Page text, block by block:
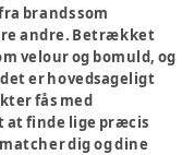
brands som
andre. Betrækket
velour og bomuld, og
er hovedsageligt
fås med
at finde lige præcis
dig og dine